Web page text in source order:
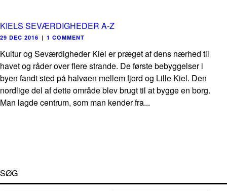
KIELS SEVÆRDIGHEDER A-Z
29 DEC 2016 | 1 COMMENT
Kultur og Seværdigheder Kiel er præget af dens nærhed til
havet og råder over flere strande. De første bebyggelser i
byen fandt sted på halvøen mellem fjord og Lille Kiel. Den
nordlige del af dette område blev brugt til at bygge en borg.
Man lagde centrum, som man kender fra...
SØG